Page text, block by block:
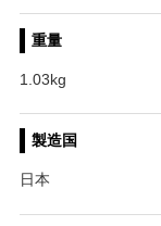
重量
1.03kg
製造国
日本